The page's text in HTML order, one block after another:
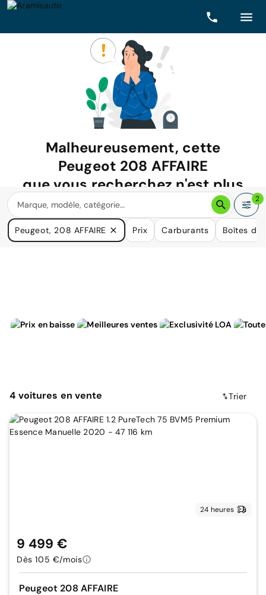
Malheureusement, cette
Peugeot 208 AFFAIRE
que vous recherchez n'est plus
disponible.
Nous avons de nombreuses voitures qui pourraient répondre
à vos besoins.
2
Peugeot, 208 AFFAIRE Prix Carburants Boîtes de
4 voitures en vente Trier
24 heures
Peugeot 208 AFFAIRE
9 499 €
Dès 105 €/mois